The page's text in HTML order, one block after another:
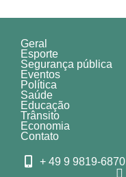
Geral
Esporte
Segurança pública
Eventos
Política
Saúde
Educação
Trânsito
Economia
Contato
+ 49 9 9819-6870